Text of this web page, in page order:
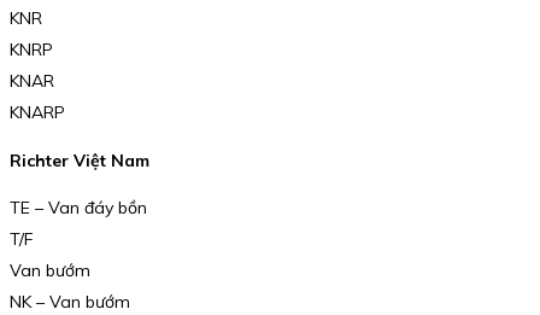
KNR
KNRP
KNAR
KNARP
Richter Việt Nam
TE – Van đáy bồn
T/F
Van bướm
NK – Van bướm